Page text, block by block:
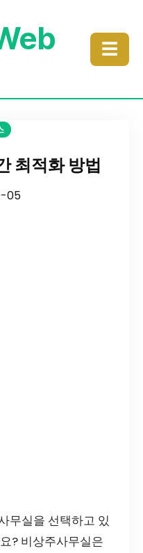
☰
최적화 방법
05
무실을 선택하고 있
? 비상주사무실은